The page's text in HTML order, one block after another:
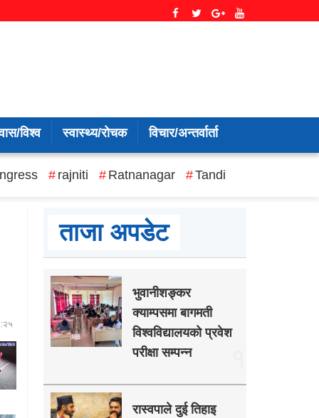
विश्व स्वास्थ्य/रोचक विचार/अन्तर्वार्ता
rajniti Ratnanagar Tandi
ताजा अपडेट
भुवानीशङ्कर
क्याम्पसमा बागमती
विश्वविद्यालयको प्रवेश
परीक्षा सम्पन्न
रास्वपाले दुई तिहाइ